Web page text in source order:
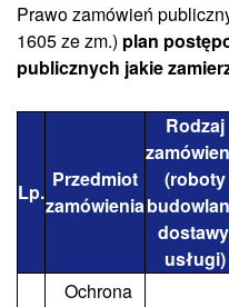
Prawo zamówień
1605 ze zm.) plan
publicznych jakie
Lp.
Przedmiot
zamówienia
Rodzaj
(roboty
usługi)
Ochrona